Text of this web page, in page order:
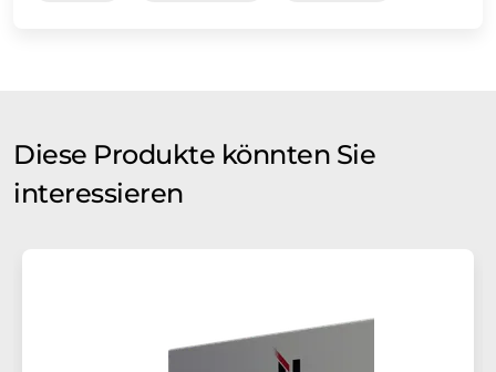
Diese Produkte könnten Sie
interessieren